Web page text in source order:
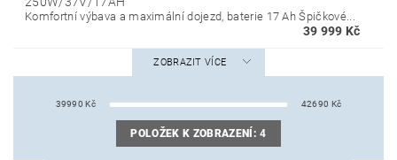
Komfortní výbava a maximální dojezd, baterie 17 Ah Špičkové...
39 999 Kč
ZOBRAZIT VÍCE
39990 Kč 42690 Kč
POLOŽEK K ZOBRAZENÍ:4